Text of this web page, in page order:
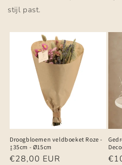
stijl past.
Droogbloemen veldboeket Roze -
↨35cm - Ø15cm
Normale
€28,00 EUR